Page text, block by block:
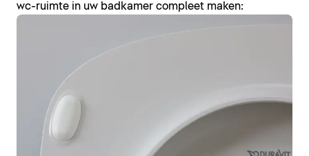
wc-ruimte in uw badkamer compleet maken: